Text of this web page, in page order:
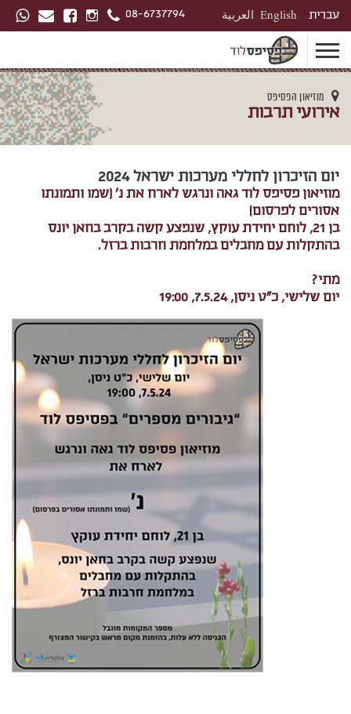
עברית English العربية 08-6737794
מוזיאון הפסיפס
אירועי תרבות
יום הזיכרון לחללי מערכות ישראל 2024
מוזיאון פסיפס לוד גאה ונרגש לארח את נ' (שמו ותמונתו
אסורים לפרסום)
בן 21, לוחם יחידת עוקץ, שנפצע קשה בקרב בחאן יונס
בהתקלות עם מחבלים במלחמת חרבות ברזל.
מתי?
יום שלישי, כ”ט ניסן, 7.5.24, 19:00